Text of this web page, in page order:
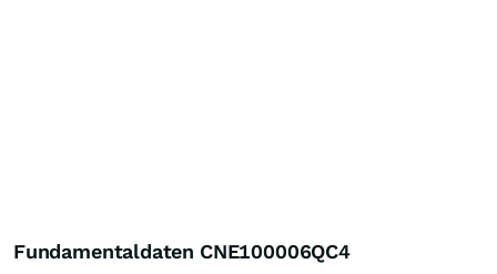
Fundamentaldaten CNE100006QC4